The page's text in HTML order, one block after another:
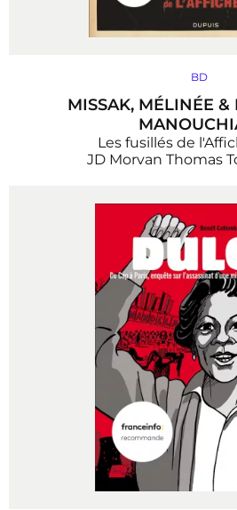
BD
MISSAK, MÉLINÉE &
Les fusillés de
JD Morvan Thomas